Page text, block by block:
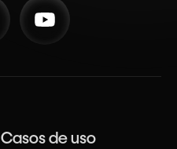
Casos de uso